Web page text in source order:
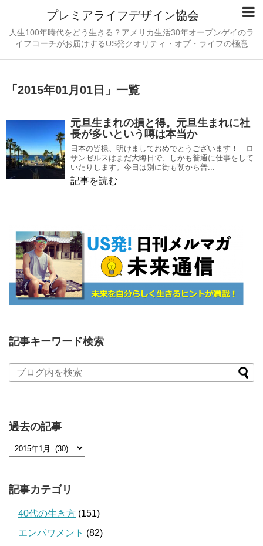
プレミアライフデザイン協会
人生100年時代をどう生きる？アメリカ生活30年オープンゲイのラ
イフコーチがお届けするUS発クオリティ・オブ・ライフの極意
「 2015年01月01日 」 一覧
元旦生まれの損と得。元旦生まれに社
長が多いという噂は本当か
日本の皆様、明けましておめでとうございます！ ロ
サンゼルスはまだ大晦日で、しかも普通に仕事をして
いたりします。今日は別に街も朝から普...
記事を読む
記事キーワード検索
過去の記事
記事カテゴリ
40代の生き方 (151)
エンパワメント (82)